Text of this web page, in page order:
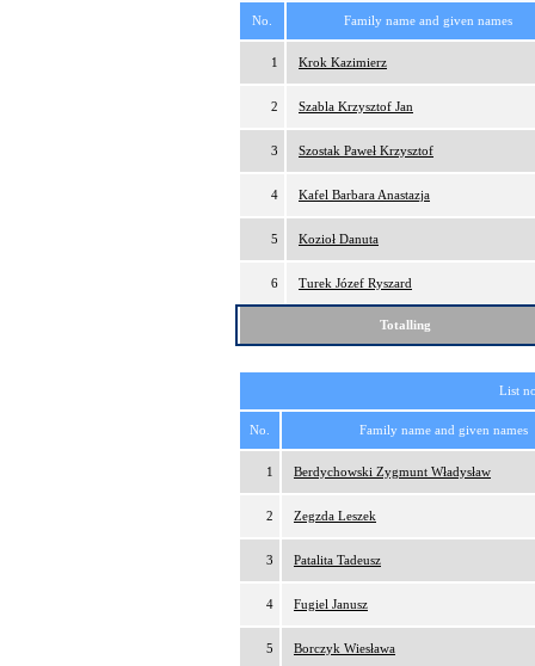
No. Family name and given names
1 Krok Kazimierz
2 Szabla Krzysztof Jan
3 Szostak Paweł Krzysztof
4 Kafel Barbara Anastazja
5 Kozioł Danuta
6 Turek Józef Ryszard
Totalling
List
No. Family name and given names
1 Berdychowski Zygmunt Władysław
2 Zegzda Leszek
3 Patalita Tadeusz
4 Fugiel Janusz
5 Borczyk Wiesława